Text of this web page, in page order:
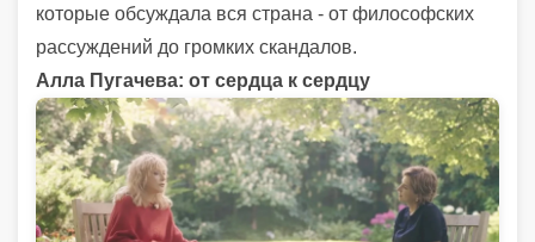
которые обсуждала вся страна - от философских
рассуждений до громких скандалов.
Алла Пугачева: от сердца к сердцу